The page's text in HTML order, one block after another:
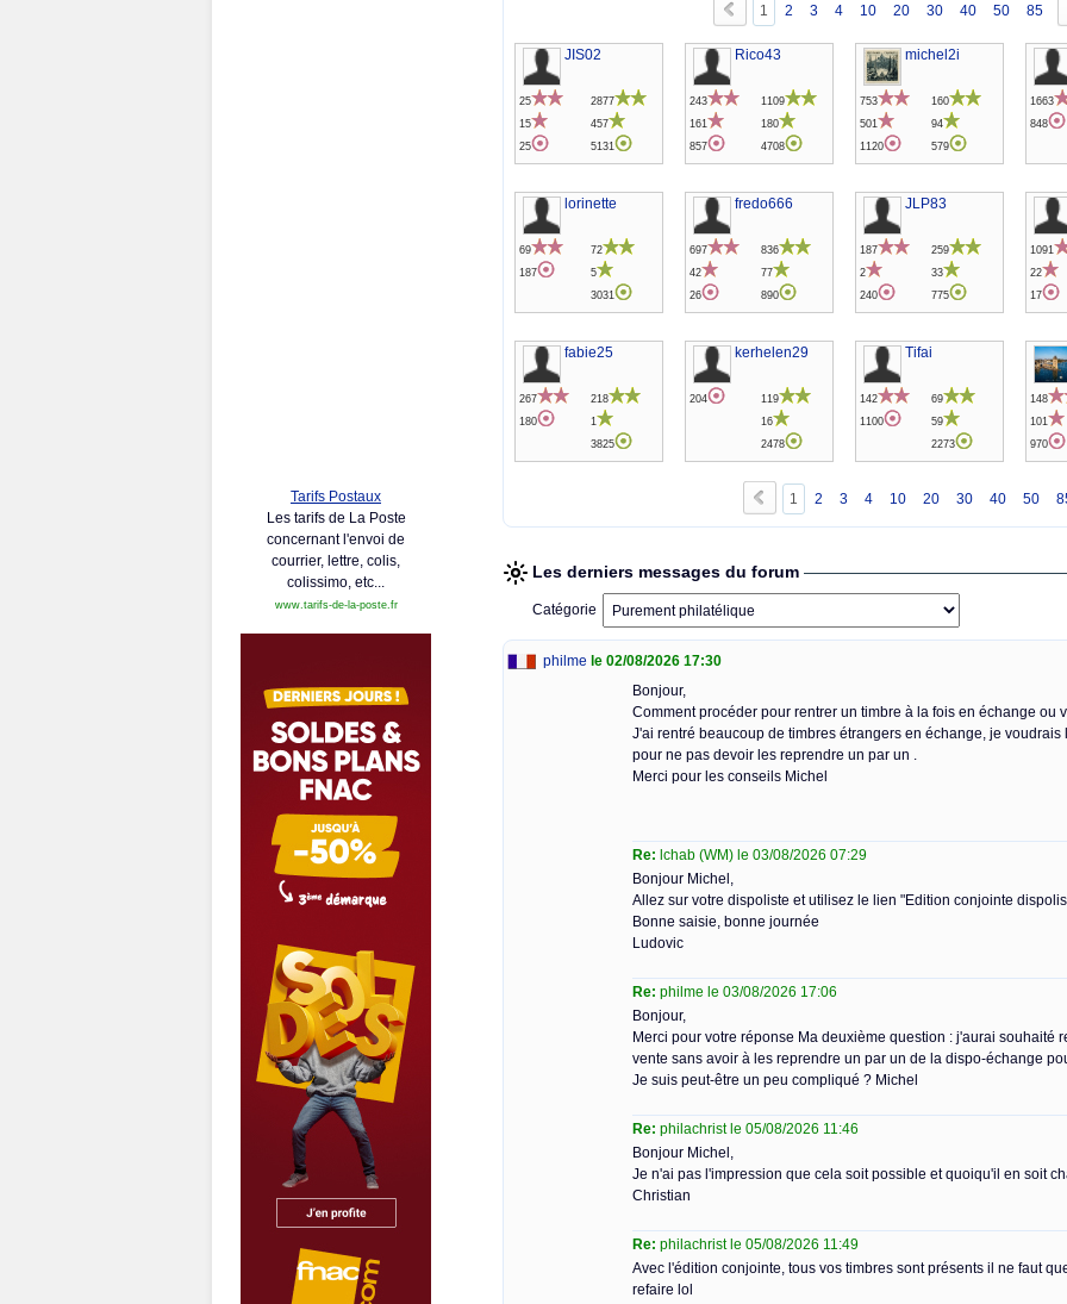
Tarifs Postaux
Les tarifs de La Poste
concernant l'envoi de
courrier, lettre, colis,
colissimo, etc...
www.tarifs-de-la-poste.fr
1 2 3 4 10 20 30 40 50 85
JIS02
25
15
25
2877
457
5131
Rico43
243
161
857
1109
180
4708
michel2i
753
501
1120
160
94
579
1663
848
lorinette
69
187
72
5
3031
fredo666
697
42
26
836
77
890
JLP83
187
2
240
259
33
775
1091
22
17
fabie25
267
180
218
1
3825
kerhelen29
204
119
16
2478
Tifai
142
1100
69
59
2273
148
101
970
1 2 3 4 10 20 30 40 50
Les derniers messages du forum
Catégorie
philme le 02/08/2026 17:30
Bonjour,
Comment procéder pour rentrer un timbre à la fois en échange ou
J'ai rentré beaucoup de timbres étrangers en échange, je
pour ne pas devoir les reprendre un par un .
Merci pour les conseils Michel
Re: lchab (WM) le 03/08/2026 07:29
Bonjour Michel,
Allez sur votre dispoliste et utilisez le lien "Edition conjointe
Bonne saisie, bonne journée
Ludovic
Re: philme le 03/08/2026 17:06
Bonjour,
Merci pour votre réponse Ma deuxième question : j'aurai souhaité
vente sans avoir à les reprendre un par un de la dispo-échange
Je suis peut-être un peu compliqué ? Michel
Re: philachrist le 05/08/2026 11:46
Bonjour Michel,
Je n'ai pas l'impression que cela soit possible et quoiqu'il en soit
Christian
Re: philachrist le 05/08/2026 11:49
Avec l'édition conjointe, tous vos timbres sont présents il ne faut
refaire lol